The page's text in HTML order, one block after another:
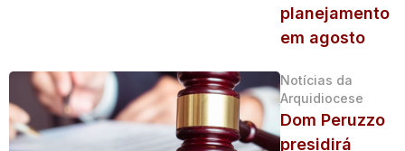
planejamento
em agosto
Notícias da
Arquidiocese
Dom Peruzzo
presidirá